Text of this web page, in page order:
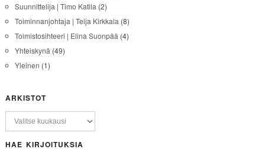
Suunnittelija | Timo Katila (2)
Toiminnanjohtaja | Teija Kirkkala (8)
Toimistosihteeri | Elina Suonpää (4)
Yhteiskynä (49)
Yleinen (1)
ARKISTOT
HAE KIRJOITUKSIA